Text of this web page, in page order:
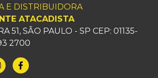
E DISTRIBUIDORA
ATACADISTA
51, SÃO PAULO - SP CEP: 01135-
2700